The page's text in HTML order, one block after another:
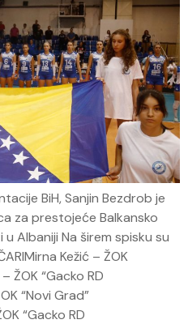
BiH, Sanjin Bezdrob je
za prestojeće Balkansko
Albaniji Na širem spisku su
Kežić – ŽOK
ŽOK “Gacko RD
“Novi Grad”
“Gacko RD